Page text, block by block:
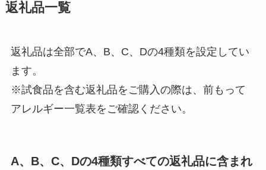
返礼品一覧
返礼品は全部でA、B、C、Dの4種類を設定してい
ます。
※試食品を含む返礼品をご購入の際は、前もって
アレルギー一覧表をご確認ください。
A、B、C、Dの4種類すべての返礼品に含まれ